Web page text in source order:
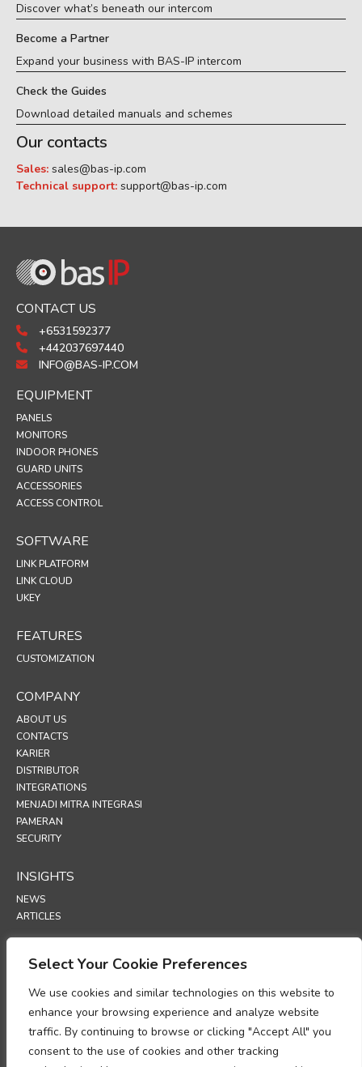
Select Your Cookie Preferences
We use cookies and similar technologies on this website to
enhance your browsing experience and analyze website
traffic. By continuing to browse or clicking "Accept All" you
consent to the use of cookies and other tracking
Discover what’s beneath our intercom
Become a Partner
Expand your business with BAS-IP intercom
Check the Guides
Download detailed manuals and schemes
Our contacts
Sales: sales@bas-ip.com
Technical support: support@bas-ip.com
CONTACT US
+6531592377
+442037697440
INFO@BAS-IP.COM
EQUIPMENT
PANELS
MONITORS
INDOOR PHONES
GUARD UNITS
ACCESSORIES
ACCESS CONTROL
SOFTWARE
LINK PLATFORM
LINK CLOUD
UKEY
FEATURES
CUSTOMIZATION
COMPANY
ABOUT US
CONTACTS
KARIER
DISTRIBUTOR
INTEGRATIONS
MENJADI MITRA INTEGRASI
PAMERAN
SECURITY
INSIGHTS
NEWS
ARTICLES
SUPPORT
POLICIES
KEBIJAKAN PRIVASI
KEBIJAKAN COOKIE